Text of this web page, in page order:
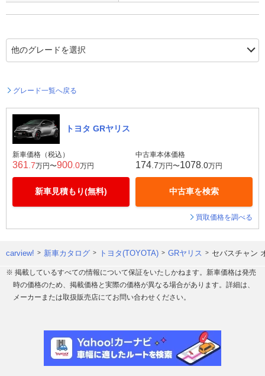
グレード一覧へ戻る
トヨタ GRヤリス
新車価格（税込）
361 .7万円〜900 .0万円
新車見積もり(無料)
中古車本体価格
174 .7万円〜1078 .0万円
中古車を検索
買取価格を調べる
carview! 新車カタログ トヨタ(TOYOTA) GRヤリス セバスチャン
※ 掲載しているすべての情報について保証をいたしかねます。新車価格は発売
時の価格のため、掲載価格と実際の価格が異なる場合があります。詳細は、
メーカーまたは取扱販売店にてお問い合わせください。